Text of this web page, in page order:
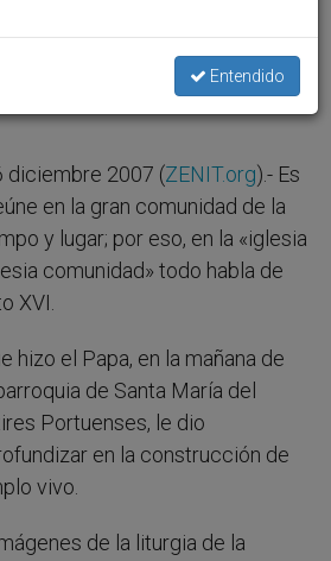
h
diciembre 2007 (ZENIT.org).- Es
en la gran comunidad de la
y lugar; por eso, en la «iglesia
comunidad» todo habla de
XVI.
hizo el Papa, en la mañana de
de Santa María del
Portuenses, le dio
en la construcción de
vivo.
de la liturgia de la
Entendido